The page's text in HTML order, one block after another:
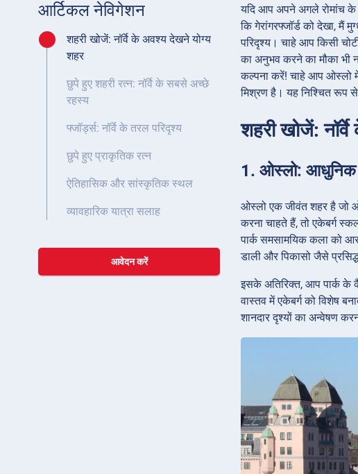
आर्टिकल नेविगेशन
शहरी खोजें: नॉर्वे के अवश्य देखने योग्य
शहर
छुपे हुए शहरी रत्न: नॉर्वे के सबसे अच्छे
रहस्य
फ्जॉर्ड्स: नॉर्वे के तरल परिदृश्य
छुपे हुए प्राकृतिक रत्न
ऐतिहासिक और सांस्कृतिक स्थल
व्यावहारिक यात्रा सलाह
आवेदन करें
यदि आप अपने अगले रोमांच के
कि गेरांगरफ्जॉर्ड को देखा,
परिदृश्य। चाहे आप किसी
का अनुभव करने का मौका भी
कल्पना करें! चाहे आप ओस्लो में
मिश्रण है। यह निश्चित रूप
शहरी खोजें:
1. ओस्लो: आधुनिक
ओस्लो एक जीवंत शहर है जो
करना चाहते हैं, तो एकेबर्ग
पार्क समसामयिक कला को
डाली और पिकासो जैसे
इसके अतिरिक्त, आप पार्क
वास्तव में एकेबर्ग को विशेष
शानदार दृश्यों का अन्वेषण